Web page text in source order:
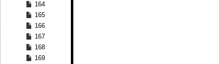
164
165
166
167
168
169